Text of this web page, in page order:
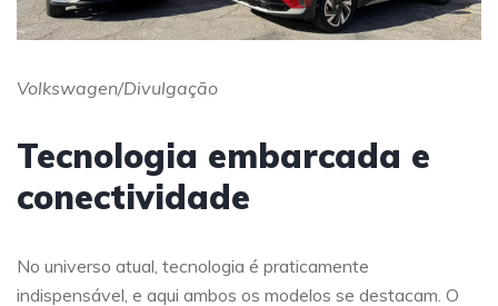
Volkswagen/Divulgação
Tecnologia embarcada e
conectividade
No universo atual, tecnologia é praticamente
indispensável, e aqui ambos os modelos se destacam. O